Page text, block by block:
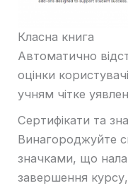
Класна книга
Автоматично
оцінки
учням чітке
Сертифікати та
Винагороджуйте
значками, що
завершення